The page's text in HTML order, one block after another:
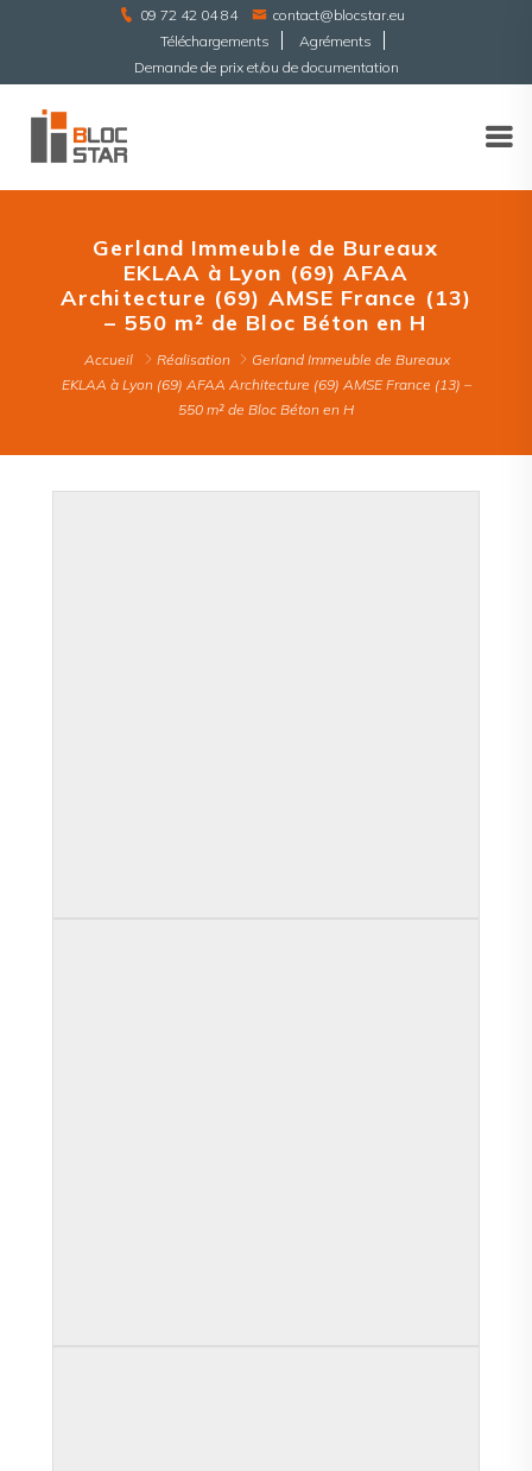
09 72 42 04 84
contact@blocstar.eu
Téléchargements
Agréments
Demande de prix et/ou de documentation
Gerland Immeuble de Bureaux
EKLAA à Lyon (69) AFAA
Architecture (69) AMSE France (13)
– 550 m² de Bloc Béton en H
Accueil Réalisation
Gerland Immeuble de Bureaux
EKLAA à Lyon (69) AFAA Architecture (69) AMSE France (13) –
550 m² de Bloc Béton en H